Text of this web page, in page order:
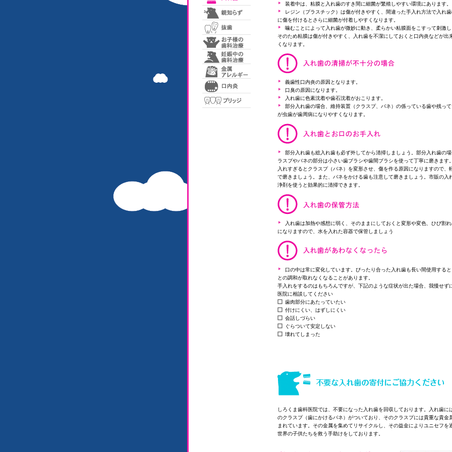
装着中は、粘膜と入れ歯のすき間に細菌が繁殖しやすい環境にあります。
レジン（プラスチック）は傷が付きやすく、間違った手入れ方法で入れ
に傷を付けるとさらに細菌が付着しやすくなります。
噛むことによって入れ歯が微妙に動き、柔らかい粘膜面をこすって刺激
そのため粘膜は傷が付きやすく、入れ歯を不潔にしておくと口内炎などが出
くなります。
義歯性口内炎の原因となります。
口臭の原因になります。
入れ歯に色素沈着や歯石沈着がおこります。
部分入れ歯の場合、維持装置（クラスプ、バネ）の係っている歯や残っ
が虫歯が歯周病になりやすくなります。
部分入れ歯も総入れ歯も必ず外してから清掃しましょう。部分入れ歯の
ラスプやバネの部分は小さい歯ブラシや歯間ブラシを使って丁寧に磨きます
入れすぎるとクラスプ（バネ）を変形させ、傷を作る原因になりますので、
で磨きましょう。また、バネをかける歯も注意して磨きましょう。市販の入
浄剤を使うと効果的に清掃できます。
入れ歯は加熱や感想に弱く、そのままにしておくと変形や変色、ひび割
になりますので、水を入れた容器で保管しましょう
口の中は常に変化しています。ぴったり合った入れ歯も長い間使用する
との調和が取れなくなることがあります。
手入れをするのはもちろんですが、下記のような症状が出た場合、我慢せず
医院に相談してください
歯肉部分にあたっていたい
付けにくい、はずしにくい
会話しづらい
ぐらついて安定しない
壊れてしまった
しろくま歯科医院では、不要になった入れ歯を回収しております。入れ歯に
のクラスプ（歯にかけるバネ）がついており、そのクラスプには貴重な貴金
まれています。その金属を集めてリサイクルし、その益金によりユニセフを
世界の子供たちを救う手助けをしております。